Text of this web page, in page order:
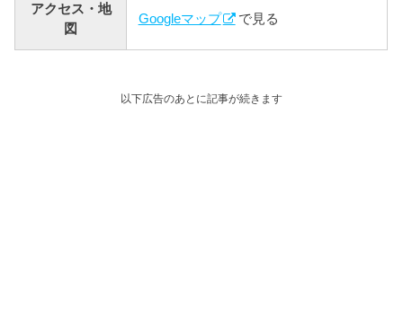
アクセス・地
図
Googleマップ で見る
以下広告のあとに記事が続きます